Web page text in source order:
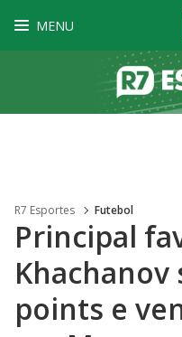
MENU
R7 Esportes Futebol
Principal
Khachanov
points e